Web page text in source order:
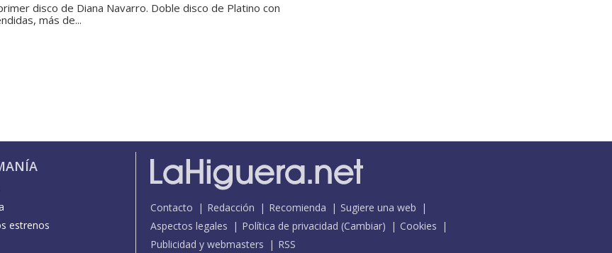
disco de Diana Navarro. Doble disco de Platino con
más de...
estrenos
Contacto Redacción Recomienda
Sugiere una web
Aspectos legales
Política de privacidad (Cambiar)
Cookies
Publicidad y webmasters
RSS